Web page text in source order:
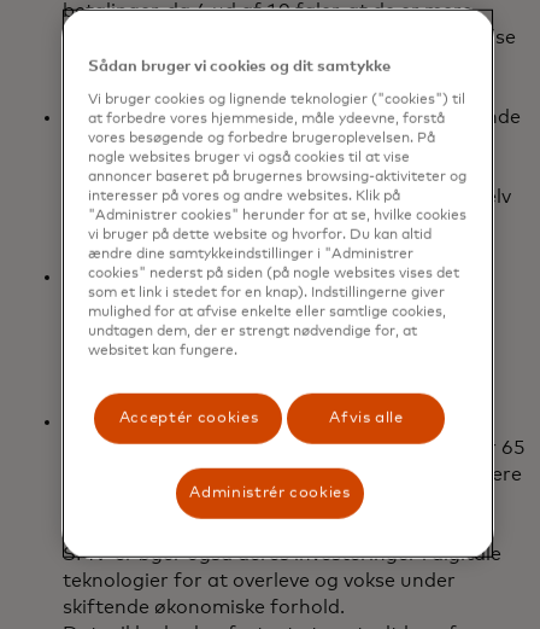
betalinger, da 4 ud af 10 føler, at de er mere
tilbøjelige til at blive ofre for svindel i forbindelse
med en grænseoverskridende betaling end en
indenlandsk betaling.
Forsinkede eller mislykkede grænseoverskridende
betalinger har en umiddelbar og langsigtet
negativ indvirkning på forbrugernes
velbefindende. 76 % kunne ikke forsørge sig selv
på en eller anden måde som følge af en
forsinket/mislykket betaling.
SMV'er bliver i stigende grad globale, hvilket
skaber et behov for hurtige og sikre
grænseoverskridende betalingsløsninger.
50 % af SMV'er driver mere forretning
internationalt end i 2021. Som følge heraf har 65
% til hensigt at finde flere leverandører, partnere
og medarbejdere globalt for at gøre
SMV'er øger også deres investeringer i digitale
teknologier for at overleve og vokse under
skiftende økonomiske forhold.
Sådan bruger vi cookies og dit samtykke
Vi bruger cookies og lignende teknologier ("cookies") til
at forbedre vores hjemmeside, måle ydeevne, forstå
vores besøgende og forbedre brugeroplevelsen. På
nogle websites bruger vi også cookies til at vise
annoncer baseret på brugernes browsing-aktiviteter og
interesser på vores og andre websites. Klik på
"Administrer cookies" herunder for at se, hvilke cookies
vi bruger på dette website og hvorfor. Du kan altid
ændre dine samtykkeindstillinger i "Administrer
cookies" nederst på siden (på nogle websites vises det
som et link i stedet for en knap). Indstillingerne giver
mulighed for at afvise enkelte eller samtlige cookies,
undtagen dem, der er strengt nødvendige for, at
websitet kan fungere.
Acceptér cookies Afvis alle
Administrér cookies